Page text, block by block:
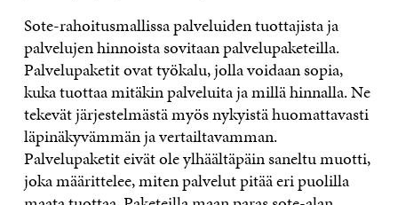
Sote-rahoitusmallissa palveluiden tuottajista ja
palvelujen hinnoista sovitaan palvelupaketeilla.
Palvelupaketit ovat työkalu, jolla voidaan sopia,
kuka tuottaa mitäkin palveluita ja millä hinnalla. Ne
tekevät järjestelmästä myös nykyistä huomattavasti
läpinäkyvämmän ja vertailtavamman.
Palvelupaketit eivät ole ylhäältäpäin saneltu muotti,
joka määrittelee, miten palvelut pitää eri puolilla